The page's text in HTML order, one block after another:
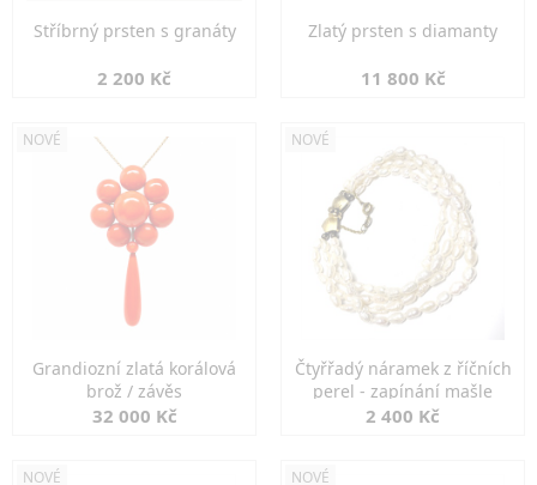
Stříbrný prsten s granáty
2 200 Kč
Zlatý prsten s diamanty
11 800 Kč
NOVÉ
Grandiozní zlatá korálová
brož / závěs
32 000 Kč
NOVÉ
Čtyřřadý náramek z říčních
perel - zapínání mašle
2 400 Kč
NOVÉ NOVÉ